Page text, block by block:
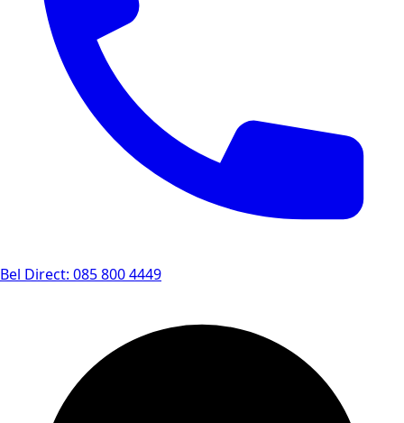
Bel Direct: 085 800 4449